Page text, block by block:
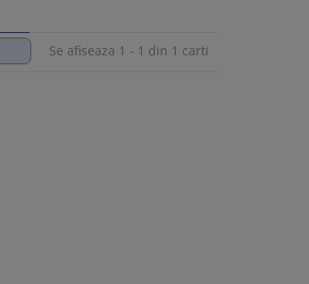
Se afiseaza 1 - 1 din 1 carti